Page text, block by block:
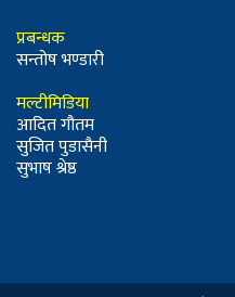
प्रबन्धक
सन्तोष भण्डारी
मल्टीमिडिया
आदित गौतम
सुजित पुडासैनी
सुभाष श्रेष्ठ